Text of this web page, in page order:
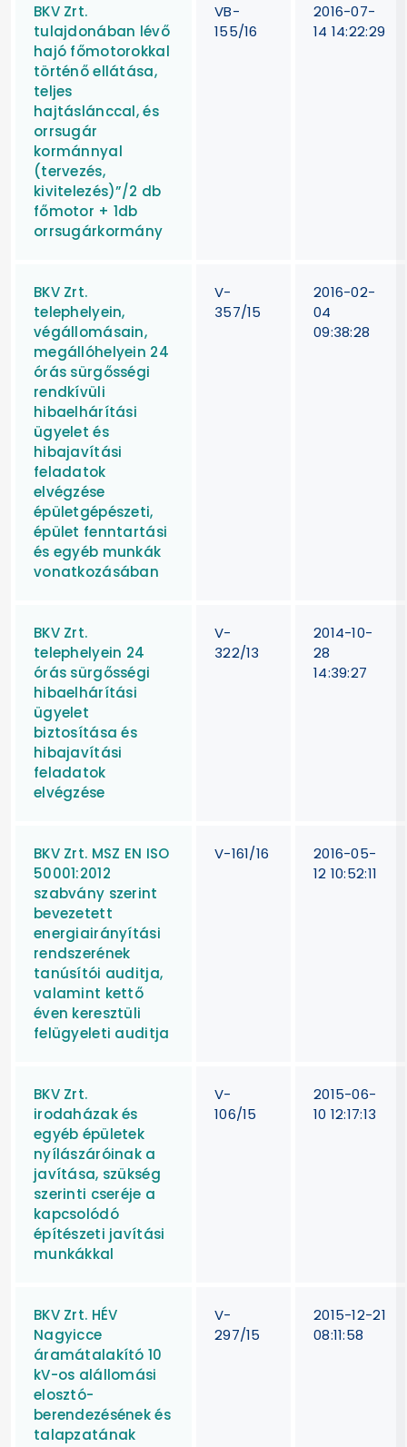
BKV Zrt.
tulajdonában lévő
hajó főmotorokkal
történő ellátása,
teljes
hajtáslánccal, és
orrsugár
kormánnyal
(tervezés,
kivitelezés)”/2 db
főmotor + 1db
orrsugárkormány
VB-
155/16
2016-07-
14 14:22:29
BKV Zrt.
telephelyein,
végállomásain,
megállóhelyein 24
órás sürgősségi
rendkívüli
hibaelhárítási
ügyelet és
hibajavítási
feladatok
elvégzése
épületgépészeti,
épület fenntartási
és egyéb munkák
vonatkozásában
V-
357/15
2016-02-
04
09:38:28
BKV Zrt.
telephelyein 24
órás sürgősségi
hibaelhárítási
ügyelet
biztosítása és
hibajavítási
feladatok
elvégzése
V-
322/13
2014-10-
28
14:39:27
BKV Zrt. MSZ EN ISO
50001:2012
szabvány szerint
bevezetett
energiairányítási
rendszerének
tanúsítói auditja,
valamint kettő
éven keresztüli
felügyeleti auditja
V-161/16
2016-05-
12 10:52:11
BKV Zrt.
irodaházak és
egyéb épületek
nyílászáróinak a
javítása, szükség
szerinti cseréje a
kapcsolódó
építészeti javítási
munkákkal
V-
106/15
2015-06-
10 12:17:13
BKV Zrt. HÉV
Nagyicce
áramátalakító 10
kV-os alállomási
elosztó-
berendezésének és
talapzatának
V-
297/15
2015-12-21
08:11:58